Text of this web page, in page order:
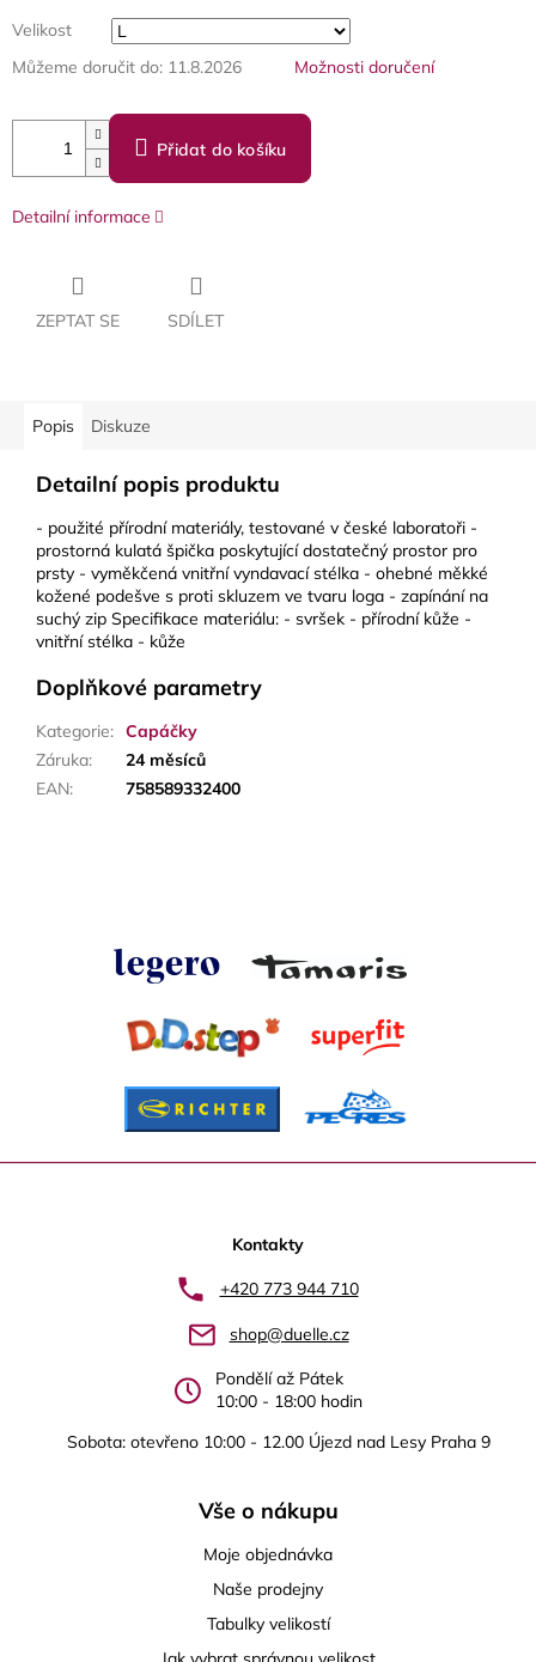
Velikost
Můžeme doručit do: 11.8.2026 Možnosti doručení
Přidat do košíku
Detailní informace
ZEPTAT SE SDÍLET
Popis Diskuze
Detailní popis produktu
- použité přírodní materiály, testované v české laboratoři -
prostorná kulatá špička poskytující dostatečný prostor pro
prsty - vyměkčená vnitřní vyndavací stélka - ohebné měkké
kožené podešve s proti skluzem ve tvaru loga - zapínání na
suchý zip Specifikace materiálu: - svršek - přírodní kůže -
vnitřní stélka - kůže
Doplňkové parametry
Kategorie: Capáčky
Záruka:
24 měsíců
EAN: 758589332400
Kontakty
+420 773 944 710
shop@duelle.cz
Pondělí až Pátek
10:00 - 18:00 hodin
Sobota: otevřeno 10:00 - 12.00 Újezd nad Lesy Praha 9
Vše o nákupu
Moje objednávka
Naše prodejny
Tabulky velikostí